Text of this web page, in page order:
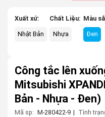
Xuất xứ:
Nhật Bản
Chất Liệu:
Nhựa
Màu
Đen
Công tắc lên
Mitsubishi
Bản - Nhựa - Đen)
Mã sp: M-280422-9 | Tình